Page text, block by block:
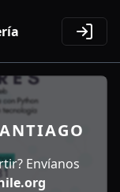
Envíanos